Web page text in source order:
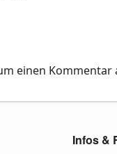
einen Kommentar
Infos &